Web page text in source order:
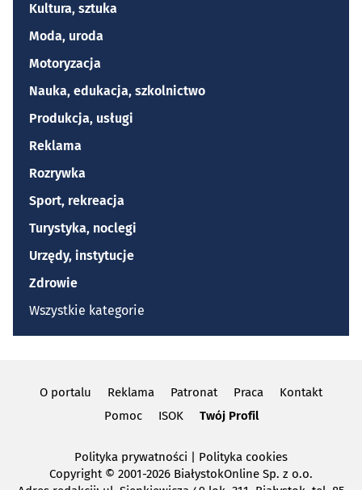
Kultura, sztuka
Moda, uroda
Motoryzacja
Nauka, edukacja, szkolnictwo
Produkcja, usługi
Reklama
Rozrywka
Sport, rekreacja
Turystyka, noclegi
Urzędy, instytucje
Zdrowie
Wszystkie kategorie
O portalu Reklama Patronat Praca
Kontakt
Pomoc
ISOK Twój Profil
Polityka prywatności
Polityka cookies
Copyright© 2001-2026 BiałystokOnline Sp. z o.o.